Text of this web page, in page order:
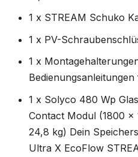
1 x STREAM Schuko
1 x PV-
1 x
1 x Solyco 480 Wp
Contact Modul (1800 x
24,8 kg) Dein
Ultra X EcoFlow